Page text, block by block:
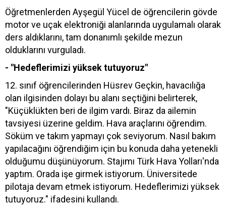
Öğretmenlerden Ayşegül Yücel de öğrencilerin gövde
motor ve uçak elektroniği alanlarında uygulamalı olarak
ders aldıklarını, tam donanımlı şekilde mezun
olduklarını vurguladı.
- "Hedeflerimizi yüksek tutuyoruz"
12. sınıf öğrencilerinden Hüsrev Geçkin, havacılığa
olan ilgisinden dolayı bu alanı seçtiğini belirterek,
"Küçüklükten beri de ilgim vardı. Biraz da ailemin
tavsiyesi üzerine geldim. Hava araçlarını öğrendim.
Söküm ve takım yapmayı çok seviyorum. Nasıl bakım
yapılacağını öğrendiğim için bu konuda daha yetenekli
olduğumu düşünüyorum. Stajımı Türk Hava Yolları'nda
yaptım. Orada işe girmek istiyorum. Üniversitede
pilotaja devam etmek istiyorum. Hedeflerimizi yüksek
tutuyoruz." ifadesini kullandı.